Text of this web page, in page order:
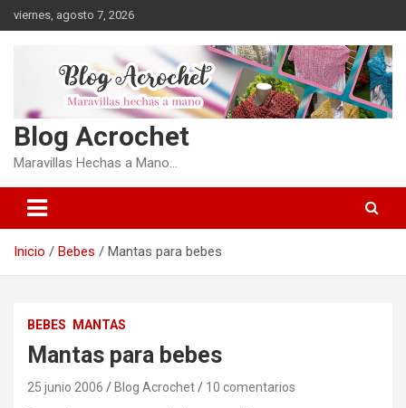
Saltar
al
viernes, agosto 7, 2026
Blog Acrochet
Maravillas Hechas a Mano…
Inicio Bebes Mantas para bebes
BEBES MANTAS
Mantas para bebes
25 junio 2006 Blog Acrochet 10 comentarios